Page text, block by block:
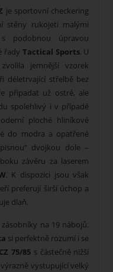
je sportovní checkering
stěny rukojeti malými
podobnou úpravou
řady Tactical Sports. U
jemnější vzorek
déletrvající střelbě bez
připadat už ostré, ale
spolehlivý i v případě
ploché hliníkové
do modra a opatřené
dvojkou dole –
závěru za laserem
. K dispozici jsou však
preferují širší úchop a
dlaň.
na 19 nábojů.
si perfektně rozumí i se
CZ 75/85 s částečně nižší
vystupující velký